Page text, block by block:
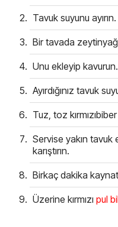
Tavuk suyunu ayırın.
Bir tavada
Unu ekleyip kavurun.
Ayırdığınız tavuk
Tuz, toz
Servise yakın tavuk
karıştırın.
Birkaç dakika
Üzerine kırmızı pul